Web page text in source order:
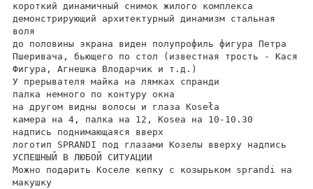
короткий динамичный снимок жилого комплекса
демонстрирующий архитектурный динамизм стальная
воля
до половины экрана виден полупрофиль фигура Петра
Пшеривача, бьющего по стол (известная трость - Кася
Фигура, Агнешка Влодарчик и т.д.)
У прерывателя майка на лямках спранди
палка немного по контуру окна
на другом видны волосы и глаза Koseła
камера на 4, палка на 12, Kosea на 10-10.30
надпись поднимающаяся вверх
логотип SPRANDI под глазами Козелы вверху надпись
УСПЕШНЫЙ В ЛЮБОЙ СИТУАЦИИ
Можно подарить Коселе кепку с козырьком sprandi на
макушку